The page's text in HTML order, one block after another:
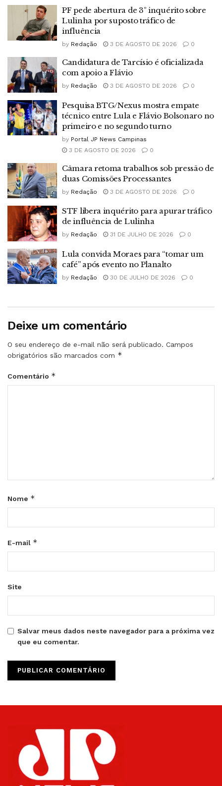
PF pede abertura de 3º inquérito sobre
Lulinha por suposto tráfico de
influência
by Redação 3 DE AGOSTO DE 2026 0
Candidatura de Tarcísio é oficializada
com apoio a Flávio
by Redação 3 DE AGOSTO DE 2026 0
Pesquisa BTG/Nexus mostra empate
técnico entre Lula e Flávio Bolsonaro no
primeiro e no segundo turno
by Portal JP News Campinas
3 DE AGOSTO DE 2026
0
Câmara retoma trabalhos sob pressão de
duas Comissões Processantes
by Redação 3 DE AGOSTO DE 2026 0
STF libera inquérito para apurar tráfico
de influência de Lulinha
by Redação 31 DE JULHO DE 2026 0
Lula convida Moraes para “tomar um
café” após evento no Planalto
by Redação 30 DE JULHO DE 2026 0
Deixe um comentário
O seu endereço de e-mail não será publicado. Campos
obrigatórios são marcados com *
Comentário *
Nome *
E-mail *
Site
Salvar meus dados neste navegador para a próxima vez
que eu comentar.